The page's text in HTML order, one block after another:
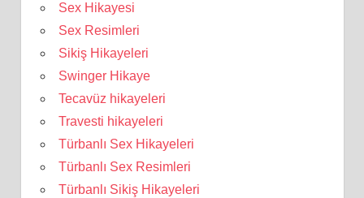
Sex Hikayesi
Sex Resimleri
Sikiş Hikayeleri
Swinger Hikaye
Tecavüz hikayeleri
Travesti hikayeleri
Türbanlı Sex Hikayeleri
Türbanlı Sex Resimleri
Türbanlı Sikiş Hikayeleri